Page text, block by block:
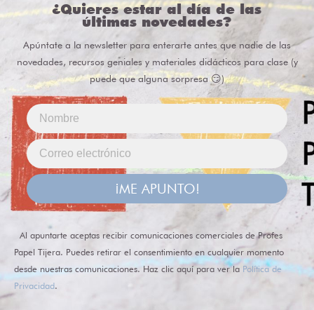
¿Quieres estar al día de las
últimas novedades?
Apúntate a la newsletter para enterarte antes que nadie de las
novedades, recursos geniales y materiales didácticos para clase (y
puede que alguna sorpresa 😏)
¡ME APUNTO!
Al apuntarte aceptas recibir comunicaciones comerciales de Profes
Papel Tijera. Puedes retirar el consentimiento en cualquier momento
desde nuestras comunicaciones. Haz clic aquí para ver la Política de
Privacidad.